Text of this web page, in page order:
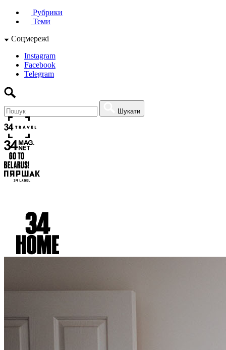
Рубрики
Теми
Соцмережі
Instagram
Facebook
Telegram
Шукати